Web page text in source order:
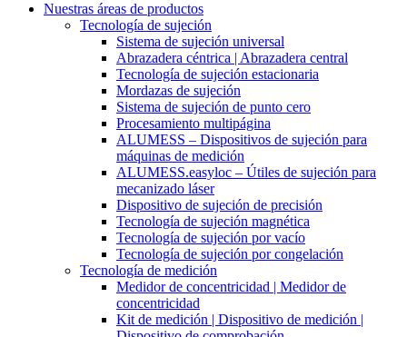
Nuestras áreas de productos
Tecnología de sujeción
Sistema de sujeción universal
Abrazadera céntrica | Abrazadera central
Tecnología de sujeción estacionaria
Mordazas de sujeción
Sistema de sujeción de punto cero
Procesamiento multipágina
ALUMESS – Dispositivos de sujeción para
máquinas de medición
ALUMESS.easyloc – Útiles de sujeción para
mecanizado láser
Dispositivo de sujeción de precisión
Tecnología de sujeción magnética
Tecnología de sujeción por vacío
Tecnología de sujeción por congelación
Tecnología de medición
Medidor de concentricidad | Medidor de
concentricidad
Kit de medición | Dispositivo de medición |